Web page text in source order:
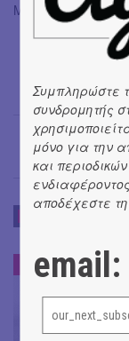
Μαριάννα
ΝΕΑ
Συμπληρώστε
συνδρομητής
μόνο για την
και
αποδέχεστε
email: